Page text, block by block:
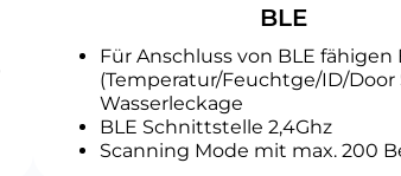
BLE
Für Anschluss von BLE fähigen
(Temperatur/Feuchtge/ID/Door
Wasserleckage
BLE Schnittstelle 2,4Ghz
Scanning Mode mit max. 200